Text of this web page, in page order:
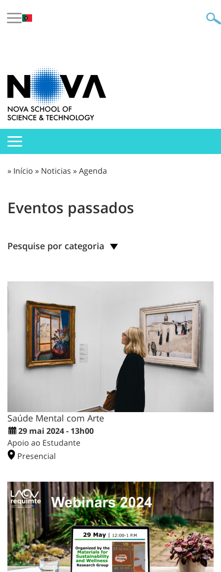
» Início » Noticias »Agenda
Eventos passados
Pesquise por categoria
Saúde Mental com Arte
29 mai 2024 - 13h00
Apoio ao Estudante
Presencial